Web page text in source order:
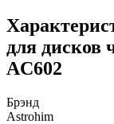
для дисков
AC602
Брэнд
Astrohim